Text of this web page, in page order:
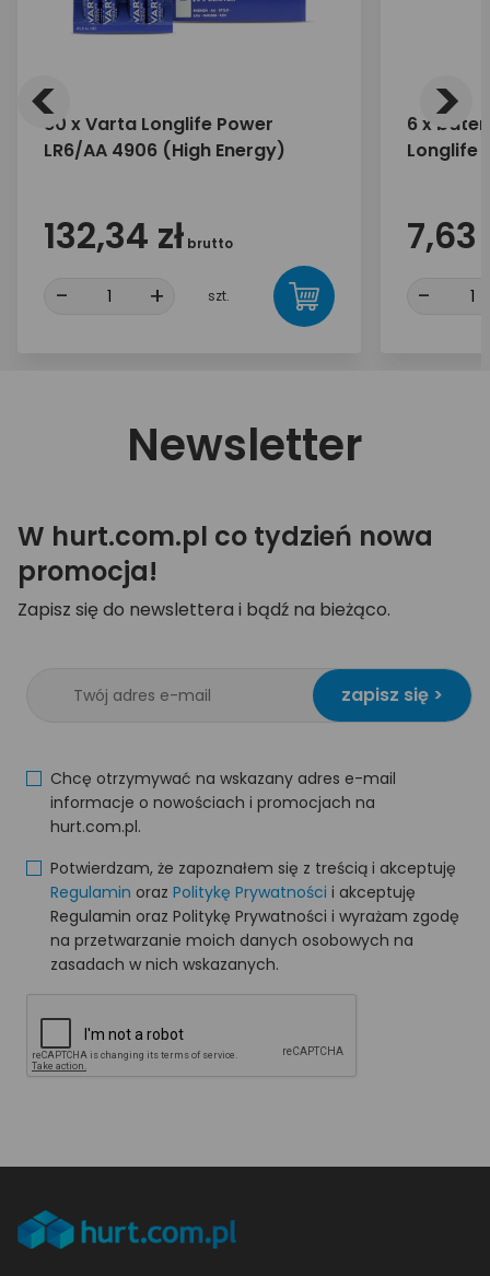
80 x Varta Longlife Power
LR6/AA 4906 (High Energy)
132,34 zł brutto
- + szt.
6 x
Longlife
7,63
-
< >
Newsletter
W hurt.com.pl co tydzień nowa
promocja!
Zapisz się do newslettera i bądź na bieżąco.
zapisz się >
Chcę otrzymywać na wskazany adres e-mail
informacje o nowościach i promocjach na
hurt.com.pl.
Potwierdzam, że zapoznałem się z treścią i akceptuję
Regulamin oraz Politykę Prywatności i akceptuję
Regulamin oraz Politykę Prywatności i wyrażam zgodę
na przetwarzanie moich danych osobowych na
zasadach w nich wskazanych.